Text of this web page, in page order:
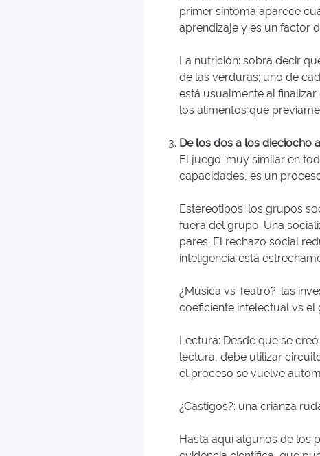
primer síntoma aparece
aprendizaje y es un factor
La nutrición: sobra decir
de las verduras; uno de
está usualmente al
los alimentos que
De los dos a los dieciocho
El juego: muy similar en
capacidades, es un
Estereotipos: los grupos
fuera del grupo. Una
pares. El rechazo social
inteligencia está
¿Música vs Teatro?: las
coeficiente intelectual vs
Lectura: Desde que se
lectura, debe utilizar
el proceso se vuelve
¿Castigos?: una crianza
Hasta aquí algunos de los